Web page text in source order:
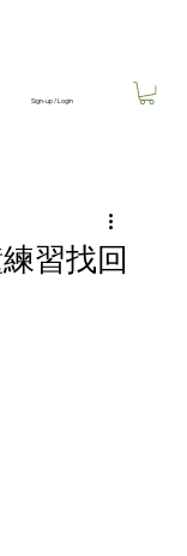
Sign-up / Login
習找回